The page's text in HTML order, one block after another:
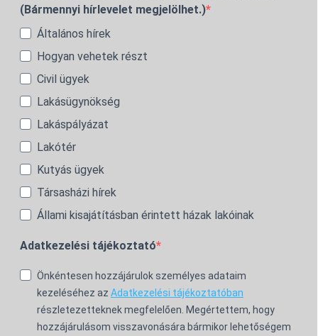
(Bármennyi hírlevelet megjelölhet.)
Általános hírek
Hogyan vehetek részt
Civil ügyek
Lakásügynökség
Lakáspályázat
Lakótér
Kutyás ügyek
Társasházi hírek
Állami kisajátításban érintett házak lakóinak
Adatkezelési tájékoztató
Önkéntesen hozzájárulok személyes adataim
kezeléséhez az Adatkezelési tájékoztatóban
részletezetteknek megfelelően. Megértettem, hogy
hozzájárulásom visszavonására bármikor lehetőségem